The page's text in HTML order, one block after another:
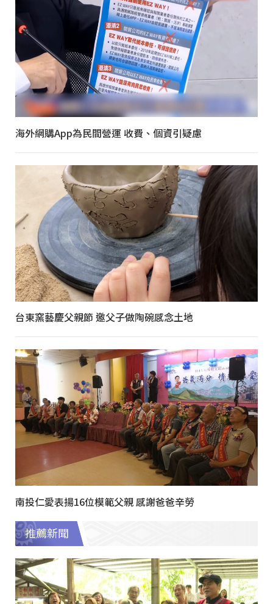
海外網購App為民間營運 收費、個資引疑慮
台東窯藝慶父親節 邀父子做陶碗感念土地
南投仁愛表揚16位模範父親 感謝爸爸辛勞
推薦新聞